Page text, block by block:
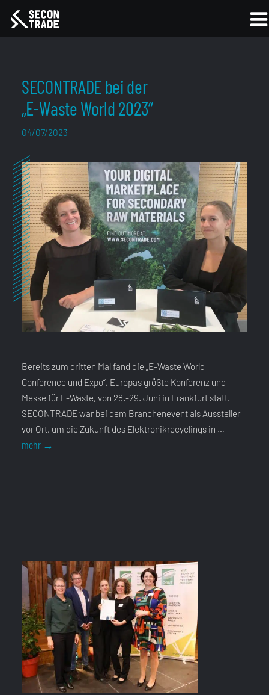
SECONTRADE bei der
„E-Waste World 2023“
04/07/2023
Bereits zum dritten Mal fand die „E-Waste World
Conference und Expo“, Europas größte Konferenz und
Messe für E-Waste, von 28.-29. Juni in Frankfurt statt.
SECONTRADE war bei dem Branchenevent als Aussteller
vor Ort, um die Zukunft des Elektronikrecyclings in …
mehr →SECONTRADE